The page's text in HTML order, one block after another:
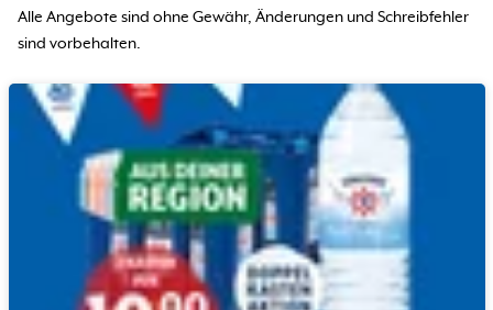
Alle Angebote sind ohne Gewähr, Änderungen und Schreibfehler
sind vorbehalten.